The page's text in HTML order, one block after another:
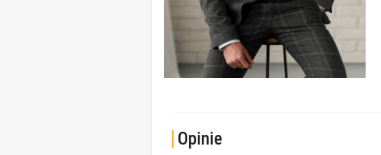
Opinie